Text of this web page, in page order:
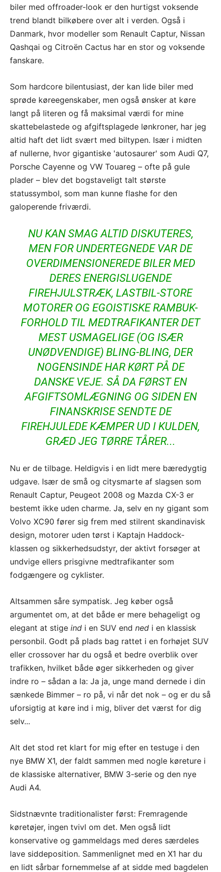
biler med offroader-look er den hurtigst voksende
trend blandt bilkøbere over alt i verden. Også i
Danmark, hvor modeller som Renault Captur, Nissan
Qashqai og Citroën Cactus har en stor og voksende
fanskare.
Som hardcore bilentusiast, der kan lide biler med
sprøde køreegenskaber, men også ønsker at køre
langt på literen og få maksimal værdi for mine
skattebelastede og afgiftsplagede lønkroner, har jeg
altid haft det lidt svært med biltypen. Især i midten
af nullerne, hvor gigantiske 'autosaurer' som Audi Q7,
Porsche Cayenne og VW Touareg – ofte på gule
plader – blev det bogstaveligt talt største
statussymbol, som man kunne flashe for den
galoperende friværdi.
NU KAN SMAG ALTID DISKUTERES,
MEN FOR UNDERTEGNEDE VAR DE
OVERDIMENSIONEREDE BILER MED
DERES ENERGISLUGENDE
FIREHJULSTRÆK, LASTBIL-STORE
MOTORER OG EGOISTISKE RAMBUK-
FORHOLD TIL MEDTRAFIKANTER DET
MEST USMAGELIGE (OG ISÆR
UNØDVENDIGE) BLING-BLING, DER
NOGENSINDE HAR KØRT PÅ DE
DANSKE VEJE. SÅ DA FØRST EN
AFGIFTSOMLÆGNING OG SIDEN EN
FINANSKRISE SENDTE DE
FIREHJULEDE KÆMPER UD I KULDEN,
GRÆD JEG TØRRE TÅRER...
Nu er de tilbage. Heldigvis i en lidt mere bæredygtig
udgave. Især de små og citysmarte af slagsen som
Renault Captur, Peugeot 2008 og Mazda CX-3 er
bestemt ikke uden charme. Ja, selv en ny gigant som
Volvo XC90 fører sig frem med stilrent skandinavisk
design, motorer uden tørst i Kaptajn Haddock-
klassen og sikkerhedsudstyr, der aktivt forsøger at
undvige ellers prisgivne medtrafikanter som
fodgængere og cyklister.
Altsammen såre sympatisk. Jeg køber også
argumentet om, at det både er mere behageligt og
elegant at stige ind i en SUV end ned i en klassisk
personbil. Godt på plads bag rattet i en forhøjet SUV
eller crossover har du også et bedre overblik over
trafikken, hvilket både øger sikkerheden og giver
indre ro – sådan a la: Ja ja, unge mand dernede i din
sænkede Bimmer – ro på, vi når det nok – og er du så
uforsigtig at køre ind i mig, bliver det værst for dig
selv...
Alt det stod ret klart for mig efter en testuge i den
nye BMW X1, der faldt sammen med nogle køreture i
de klassiske alternativer, BMW 3-serie og den nye
Audi A4.
Sidstnævnte traditionalister først: Fremragende
køretøjer, ingen tvivl om det. Men også lidt
konservative og gammeldags med deres særdeles
lave siddeposition. Sammenlignet med en X1 har du
en lidt sårbar fornemmelse af at sidde med bagdelen